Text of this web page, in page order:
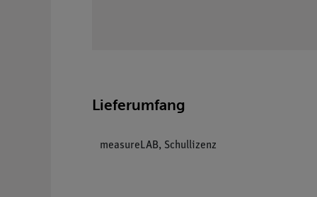
Lieferumfang
measureLAB, Schullizenz